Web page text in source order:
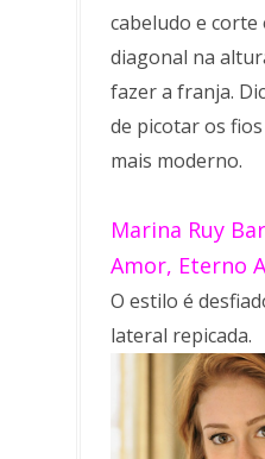
cabeludo e corte
diagonal na
fazer a franja.
de picotar os
mais moderno.
Marina Ruy
Amor, Eterno
O estilo é
lateral repicada.